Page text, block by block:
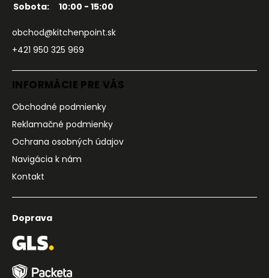
Sobota:
10:00 - 15:00
obchod@kitchenpoint.sk
+421 950 325 969
INFORMÁCIE PRE VÁS
Obchodné podmienky
Reklamačné podmienky
Ochrana osobných údajov
Navigácia k nám
Kontakt
Doprava